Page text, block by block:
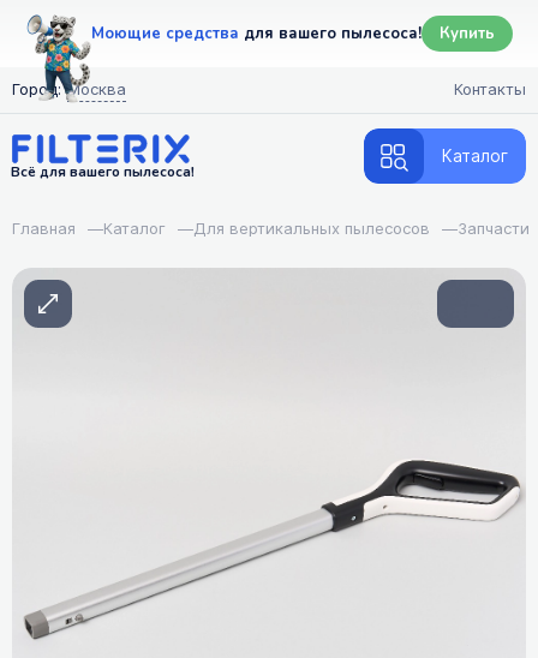
Моющие средства для вашего пылесоса! Купить
Город: Москва Контакты
Всё для вашего пылесоса!
Каталог
Главная —Каталог —Для вертикальных пылесосов —Запчасти